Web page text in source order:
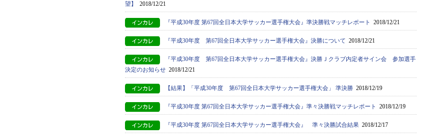
望】
2018/12/21
『平成30年度 第67回全日本大学サッカー選手権大会』準決勝戦マッチレポート 2018/12/21
『平成30年度 第67回全日本大学サッカー選手権大会』決勝について 2018/12/21
『平成30年度 第67回全日本大学サッカー選手権大会』決勝Ｊクラブ内定者サイン会 参加選手
決定のお知らせ 2018/12/21
【結果】「平成30年度 第67回全日本大学サッカー選手権大会」 準決勝 2018/12/19
『平成30年度 第67回全日本大学サッカー選手権大会』準々決勝戦マッチレポート 2018/12/19
『平成30年度 第67回全日本大学サッカー選手権大会』 準々決勝試合結果 2018/12/17